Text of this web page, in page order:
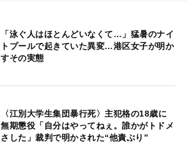
「泳ぐ人はほとんどいなくて…」猛暑のナイ
トプールで起きていた異変…港区女子が明か
すその実態
〈江別大学生集団暴行死〉主犯格の18歳に
無期懲役「自分はやってねぇ。誰かがトドメ
さした」裁判で明かされた“他責ぶり”